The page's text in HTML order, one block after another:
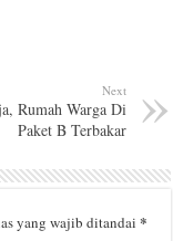
Next
Rumah Warga Di
Paket B Terbakar
yang wajib ditandai*